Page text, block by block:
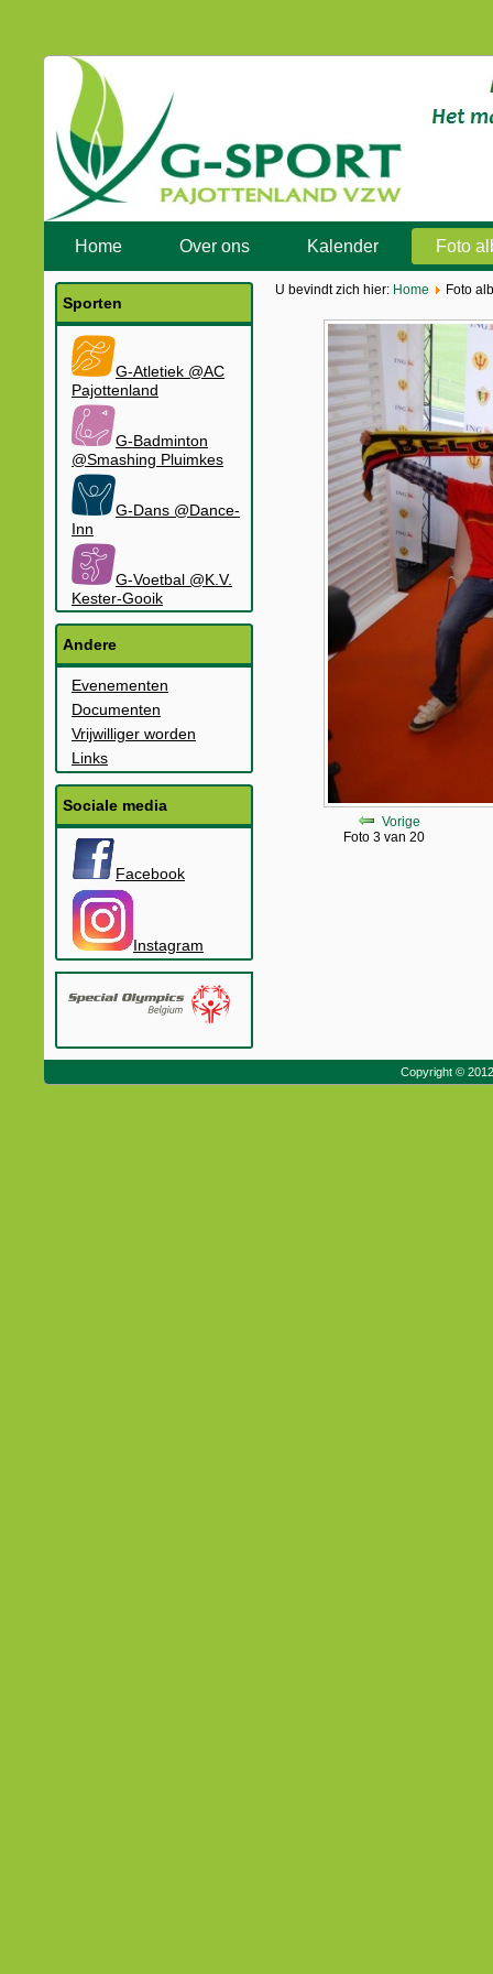
Home Over ons Kalender Foto
Sporten
G-Atletiek @AC
Pajottenland
G-Badminton
@Smashing Pluimkes
G-Dans @Dance-
Inn
G-Voetbal @K.V.
Kester-Gooik
Andere
Evenementen
Documenten
Vrijwilliger worden
Links
Sociale media
Facebook
Instagram
U bevindt zich hier: Home Foto
Vorige
Foto 3 van 20
Copyright ©